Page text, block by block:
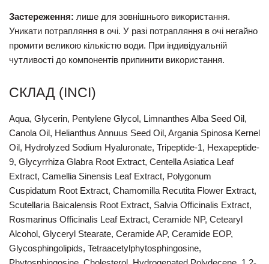
Застереження: лише для зовнішнього використання.
Уникати потрапляння в очі. У разі потрапляння в очі негайно
промити великою кількістю води. При індивідуальній
чутливості до компонентів припинити використання.
СКЛАД (INCI)
Aqua, Glycerin, Pentylene Glycol, Limnanthes Alba Seed Oil,
Canola Oil, Helianthus Annuus Seed Oil, Argania Spinosa Kernel
Oil, Hydrolyzed Sodium Hyaluronate, Tripeptide-1, Hexapeptide-
9, Glycyrrhiza Glabra Root Extract, Centella Asiatica Leaf
Extract, Camellia Sinensis Leaf Extract, Polygonum
Cuspidatum Root Extract, Chamomilla Recutita Flower Extract,
Scutellaria Baicalensis Root Extract, Salvia Officinalis Extract,
Rosmarinus Officinalis Leaf Extract, Ceramide NP, Cetearyl
Alcohol, Glyceryl Stearate, Ceramide AP, Ceramide EOP,
Glycosphingolipids, Tetraacetylphytosphingosine,